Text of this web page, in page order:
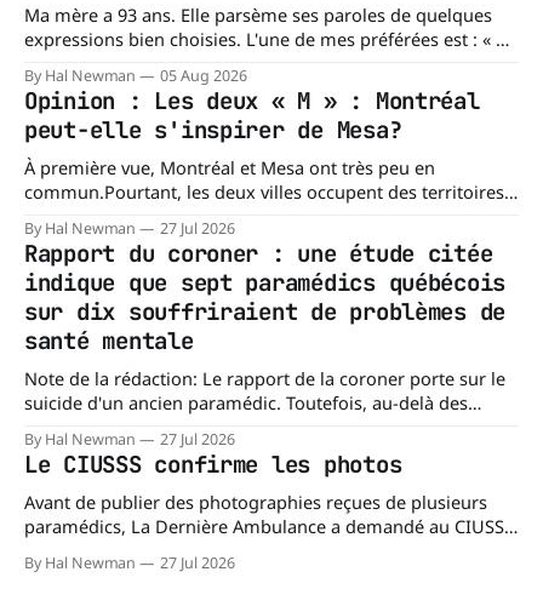
Ma mère a 93 ans. Elle parsème ses paroles de quelques
expressions bien choisies. L'une de mes préférées est : « À
évoque la folie, les lubies, les absurdités de la vie. Chacun
porte les siennes. Elle en a d'
By Hal Newman 05 Aug 2026
Opinion : Les deux « M » : Montréal
peut-elle s'inspirer de Mesa?
À première vue, Montréal et Mesa ont très peu en
commun.Pourtant, les deux villes occupent des territoires
(138,7 milles carrés), alors que l'île de Montréal s'étend sur
près de 499 km². La différence n'est
By Hal Newman 27 Jul 2026
Rapport du coroner : une étude citée
indique que sept paramédics québécois
sur dix souffriraient de problèmes de
santé mentale
Note de la rédaction: Le rapport de la coroner porte sur le
suicide d'un ancien paramédic. Toutefois, au-delà des
une question plus large : les blessures psychologiques chez
les paramédics et les mécanismes de soutien qui leur
By Hal Newman 27 Jul 2026
Le CIUSSS confirme les photos
Avant de publier des photographies reçues de plusieurs
paramédics, La Dernière Ambulance a demandé au CIUSSS
ainsi que leur utilisation. Dans un courriel transmis à La
By Hal Newman 27 Jul 2026